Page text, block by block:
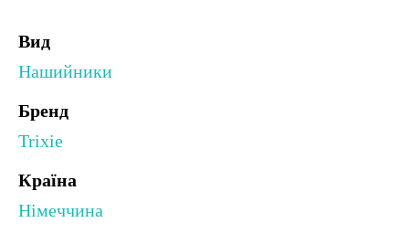
Вид
Нашийники
Бренд
Trixie
Країна
Німеччина